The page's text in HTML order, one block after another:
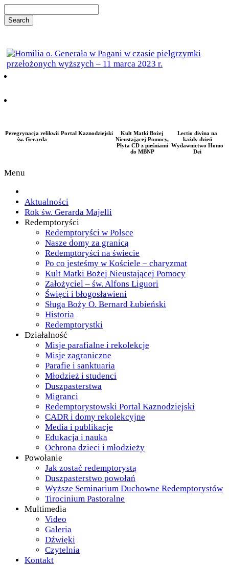
Lectio divina na
każdy dzień
Wydawnictwo Homo
Dei
Kult Matki Bożej
Nieustającej Pomocy,
Płyta CD z pieśniami
do MBNP
Portal Kaznodziejski
Peregrynacja relikwii
św. Gerarda
Menu
Aktualności
Rok św. Gerarda Majelli
Redemptoryści
Redemptoryści w Polsce
Nasze domy za granicą
Redemptoryści na świecie
Po co jesteśmy w Kościele – charyzmat
Kult Matki Bożej Nieustającej Pomocy
Założyciel – św. Alfons Liguori
Święci i błogosławieni
Sługa Boży O. Bernard Łubieński
Historia
Redemptorystki
Działalność
Misje parafialne i rekolekcje
Misje zagraniczne
Parafie i sanktuaria
Młodzież i studenci
Duszpasterstwa
Migranci
Redemptorystowski Portal Kaznodziejski
CADR i domy rekolekcyjne
Media i publikacje
Edukacja i nauka
Ochrona dzieci i młodzieży
Powołanie
Jak zostać redemptorystą
Duszpasterstwo powołań
Wyższe Seminarium Duchowne Redemptorystów
Tirocinium Pastoralne
Multimedia
Video
Galeria
Dźwięki
Czytelnia
Kontakt